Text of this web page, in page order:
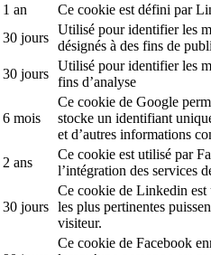
1 an
Ce cookie est défini par
30 jours
Utilisé pour identifier les
désignés à des fins de
30 jours
Utilisé pour identifier les
fins d’analyse
6 mois
Ce cookie de Google
stocke un identifiant
et d’autres informations
2 ans
Ce cookie est utilisé par
l’intégration des services
30 jours
Ce cookie de Linkedin
les plus pertinentes
visiteur.
Ce cookie de Facebook